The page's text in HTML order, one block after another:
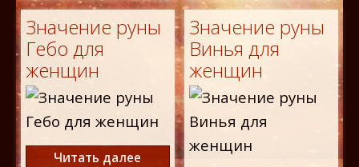
Значение руны
Гебо для
женщин
Читать далее
Значение руны
Винья для
женщин